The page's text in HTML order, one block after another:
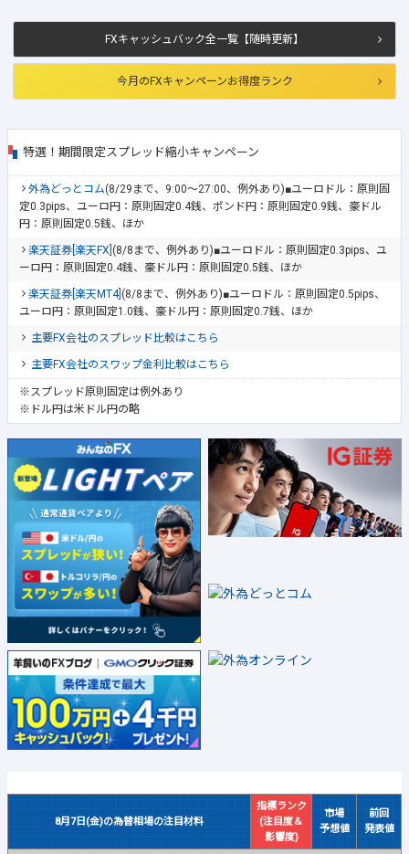
FXキャッシュバック全一覧【随時更新】
今月のFXキャンペーンお得度ランク
特選！期間限定スプレッド縮小キャンペーン
外為どっとコム(8/29まで、9:00～27:00、例外あり)■ユーロドル：原則固
定0.3pips、ユーロ円：原則固定0.4銭、ポンド円：原則固定0.9銭、豪ドル
円：原則固定0.5銭、ほか
楽天証券[楽天FX] (8/8まで、例外あり)■ユーロドル：原則固定0.3pips、ユ
ーロ円：原則固定0.4銭、豪ドル円：原則固定0.5銭、ほか
楽天証券[楽天MT4] (8/8まで、例外あり)■ユーロドル：原則固定0.5pips、
ユーロ円：原則固定1.0銭、豪ドル円：原則固定0.7銭、ほか
主要FX会社のスプレッド比較はこちら
主要FX会社のスワップ金利比較はこちら
※スプレッド原則固定は例外あり
※ドル円は米ドル円の略
8月7日(金)の為替相場の注目材料
指標ランク
(注目度＆
影響度)
市場
予想値
前回
発表値